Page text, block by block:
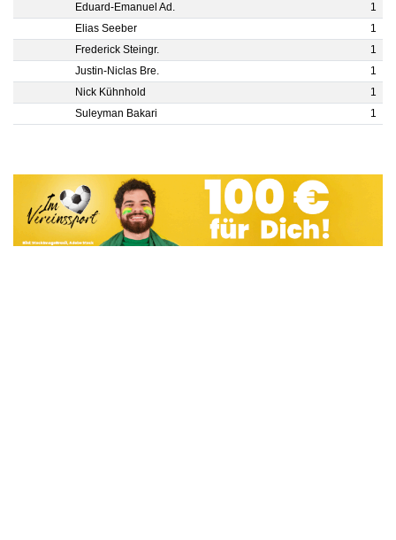
Eduard-Emanuel Ad.
1
Elias Seeber
1
Frederick Steingr.
1
Justin-Niclas Bre.
1
Nick Kühnhold
1
Suleyman Bakari
1